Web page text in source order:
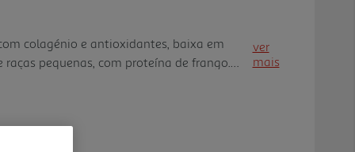
colagénio e antioxidantes, baixa em
raças pequenas, com proteína de frango.
gorda bruta, 2.5% Fibra bruta, 8% Cinza
ver
mais